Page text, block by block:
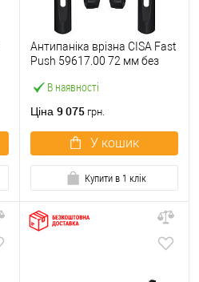
В наявності
Антипаніка врізна CISA Fast
Push 59617.00 72 мм без
Ціна 9 075 грн.
У кошик
Купити в 1 клік